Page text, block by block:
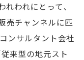
れわれにとって、
売チャンネルに匹
ンサルタント会社
従来型の地元スト